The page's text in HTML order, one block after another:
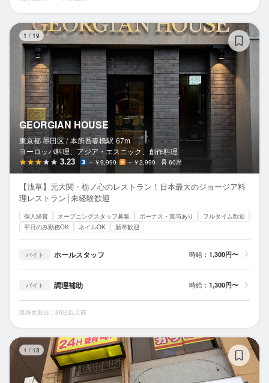
1 / 19
GEORGIAN HOUSE
東京都 墨田区 / 本所吾妻橋駅 67m
ヨーロッパ料理、アジア・エスニック、創作料理
3.23 ～￥9,999 ～￥2,999 60席
【浅草】元大関・栃ノ心のレストラン！日本最大のジョージア料
理レストラン│未経験歓迎
個人経営 オープニングスタッフ募集 ボーナス・賞与あり
フルタイム歓迎
平日のみ勤務OK
ネイルOK 新卒歓迎
バイト ホールスタッフ 時給： 1,300円〜
バイト 調理補助 時給： 1,300円〜
最終更新日：30日以上前
1 / 13